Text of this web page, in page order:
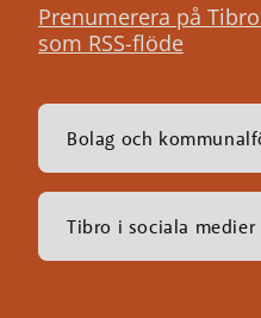
Prenumerera på
som RSS-flöde
Bolag och
Tibro i sociala medier